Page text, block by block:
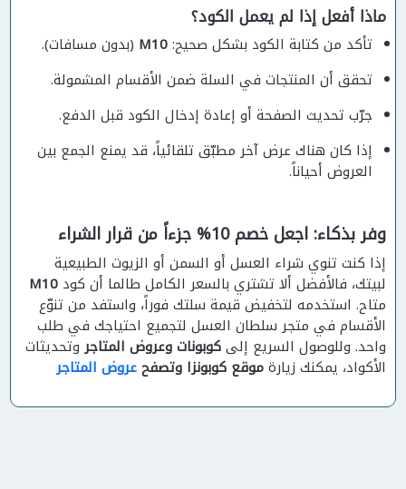
ماذا أفعل إذا لم يعمل الكود؟
تأكد من كتابة الكود بشكل صحيح:M10 (بدون مسافات).
تحقق أن المنتجات في السلة ضمن الأقسام المشمولة.
جرّب تحديث الصفحة أو إعادة إدخال الكود قبل الدفع.
إذا كان هناك عرض آخر مطبّق تلقائياً، قد يمنع الجمع بين
العروض أحياناً.
وفر بذكاء: اجعل خصم 10% جزءاً من قرار الشراء
إذا كنت تنوي شراء العسل أو السمن أو الزيوت الطبيعية
لبيتك، فالأفضل ألا تشتري بالسعر الكامل طالما أن كودM10
متاح. استخدمه لتخفيض قيمة سلتك فوراً، واستفد من تنوّع
الأقسام في متجر سلطان العسل لتجميع احتياجك في طلب
واحد. وللوصول السريع إلىكوبونات وعروض المتاجر وتحديثات
الأكواد، يمكنك زيارةموقع كوبونزا وتصفحعروض المتاجر